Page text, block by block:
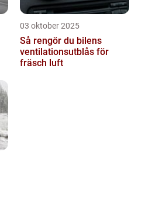
03 oktober 2025
Så rengör du bilens
ventilationsutblås för
fräsch luft